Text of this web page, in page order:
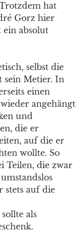
hat
Gorz hier
ein absolut
selbst die
sein Metier. In
einen
angehängt
und
die er
auf die er
wollte. So
Teilen, die zwar
stets auf die
als